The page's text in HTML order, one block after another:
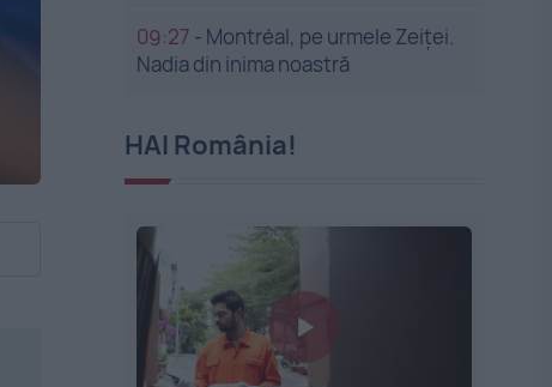
09:27 - Montréal, pe urmele Zeiței.
Nadia din inima noastră
HAI România!